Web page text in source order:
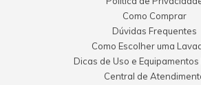
Como Comprar
Dúvidas Frequentes
Como Escolher uma
Dicas de Uso e
Central de